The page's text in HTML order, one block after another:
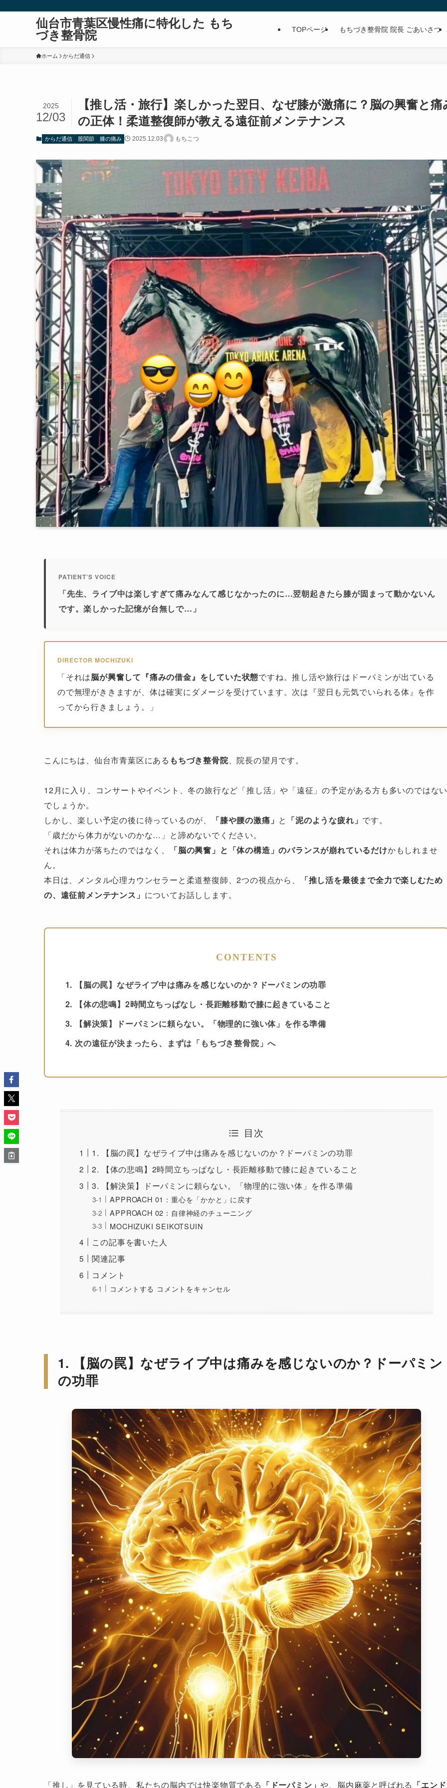
仙台市青葉区慢性痛に特化した もち
づき整骨院
TOPページ もちづき整骨院 院長 ごあいさつ
ホーム からだ通信
【推し活・旅行】楽しかった翌日、なぜ膝が激痛に？脳の興奮と痛
の正体！柔道整復師が教える遠征前メンテナンス
2025
12/03
からだ通信 股関節 膝の痛み 2025.12.03 もちこつ
PATIENT’S VOICE
「先生、ライブ中は楽しすぎて痛みなんて感じなかったのに…翌朝起きたら膝が固まって動かないん
です。楽しかった記憶が台無しで…」
DIRECTOR MOCHIZUKI
「それは脳が興奮して『痛みの借金』をしていた状態ですね。推し活や旅行はドーパミンが出ている
ので無理がききますが、体は確実にダメージを受けています。次は『翌日も元気でいられる体』を作
ってから行きましょう。」
こんにちは、仙台市青葉区にある もちづき整骨院、院長の望月です。
12月に入り、コンサートやイベント、冬の旅行など「推し活」や「遠征」の予定がある方も多いのではな
でしょうか。
しかし、楽しい予定の後に待っているのが、
「膝や腰の激痛」 と 「泥のような疲れ」 です。
「歳だから体力がないのかな…」と諦めないでください。
それは体力が落ちたのではなく、
「脳の興奮」と「体の構造」のバランスが崩れているだけかもしれませ
ん。
本日は、メンタル心理カウンセラーと柔道整復師、2つの視点から、
「推し活を最後まで全力で楽しむため
の、遠征前メンテナンス」 についてお話しします。
CONTENTS
【脳の罠】なぜライブ中は痛みを感じないのか？ドーパミンの功罪
【体の悲鳴】2時間立ちっぱなし・長距離移動で膝に起きていること
【解決策】ドーパミンに頼らない。「物理的に強い体」を作る準備
次の遠征が決まったら、まずは「もちづき整骨院」へ
目次
1. 【脳の罠】なぜライブ中は痛みを感じないのか？ドーパミンの功罪
2. 【体の悲鳴】2時間立ちっぱなし・長距離移動で膝に起きていること
3. 【解決策】ドーパミンに頼らない。「物理的に強い体」を作る準備
APPROACH 01：重心を「かかと」に戻す
APPROACH 02：自律神経のチューニング
MOCHIZUKI SEIKOTSUIN
この記事を書いた人
関連記事
コメント
コメントする コメントをキャンセル
1. 【脳の罠】なぜライブ中は痛みを感じないのか？ドーパミン
の功罪
「推し」を見ている時、私たちの脳内では快楽物質である 「ドーパミン」や、脳内麻薬と呼ばれる 「エンド